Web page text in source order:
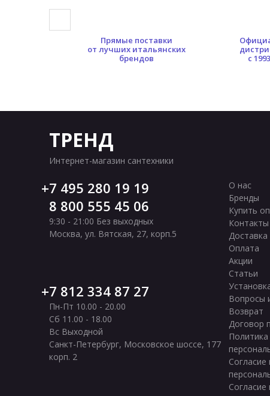
Прямые поставки
от лучших итальянских
брендов
с
ТРЕНД
Интернет-магазин сантехники
7 495 280 19 19
8 800 555 45 06
9:30 - 21:00 Без выходных
Москва, ул. Вятская, 27, корп.5
7 812 334 87 27
Пн-Пт 10.00 - 20.00
Сб 11.00 - 18.00
Вс Выходной
Санкт-Петербург, Московское шоссе, 177
корп. 2
О нас
Бренды
Купить
Контакты
Доставка
Оплата
Акции
Статьи
Вопросы
Возврат
Договор